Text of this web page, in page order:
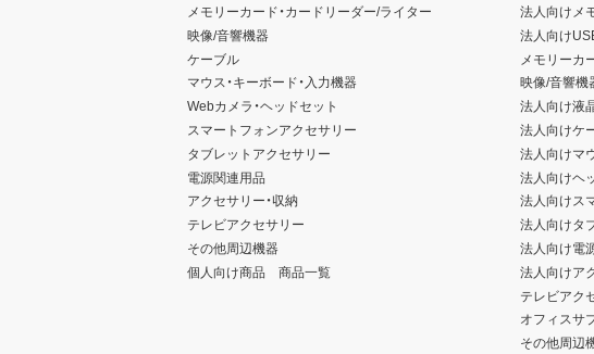
メモリーカード・カードリーダー/ライター
映像/音響機器
ケーブル
マウス・キーボード・入力機器
Webカメラ・ヘッドセット
スマートフォンアクセサリー
タブレットアクセサリー
電源関連用品
アクセサリー・収納
テレビアクセサリー
その他周辺機器
個人向け商品 商品一覧
法人向けメ
法人向け
メモリーカ
映像/音響機
法人向け液
法人向けケ
法人向けマ
法人向けヘ
法人向けス
法人向けタ
法人向け電
法人向けア
テレビアク
オフィスサ
その他周辺